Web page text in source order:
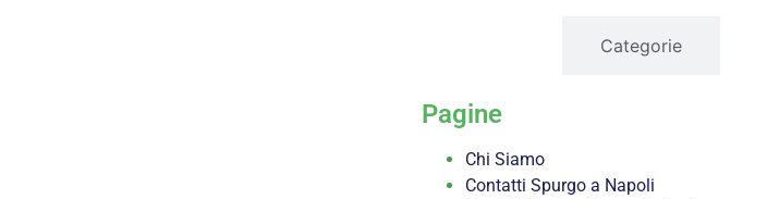
Categorie
Pagine
Chi Siamo
Contatti Spurgo a Napoli